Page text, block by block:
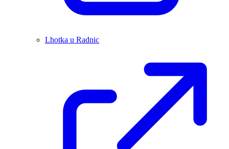
Lhotka u Radnic